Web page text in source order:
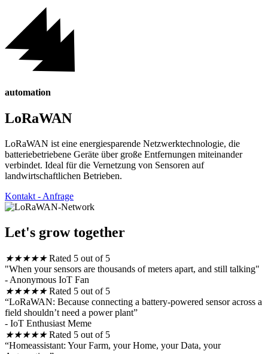
automation
LoRaWAN
LoRaWAN ist eine energiesparende Netzwerktechnologie, die
batteriebetriebene Geräte über große Entfernungen miteinander
verbindet. Ideal für die Vernetzung von Sensoren auf
landwirtschaftlichen Betrieben.
Kontakt - Anfrage
Let's grow together
★★★★★ Rated 5 out of 5
"When your sensors are thousands of meters apart, and still talking"
- Anonymous IoT Fan
★★★★★ Rated 5 out of 5
“LoRaWAN: Because connecting a battery‑powered sensor across a
field shouldn’t need a power plant”
- IoT Enthusiast Meme
★★★★★ Rated 5 out of 5
“Homeassistant: Your Farm, your Home, your Data, your